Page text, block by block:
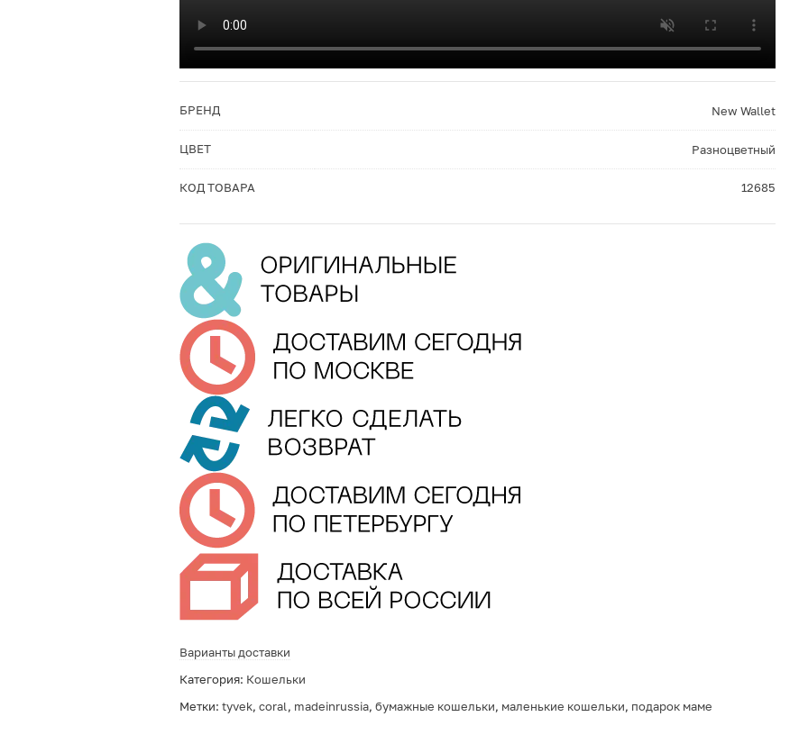
БРЕНД New Wallet
ЦВЕТ Разноцветный
КОД ТОВАРА 12685
Варианты доставки
Категория: Кошельки
Метки: tyvek, coral, madeinrussia, бумажные кошельки, маленькие кошельки, подарок маме